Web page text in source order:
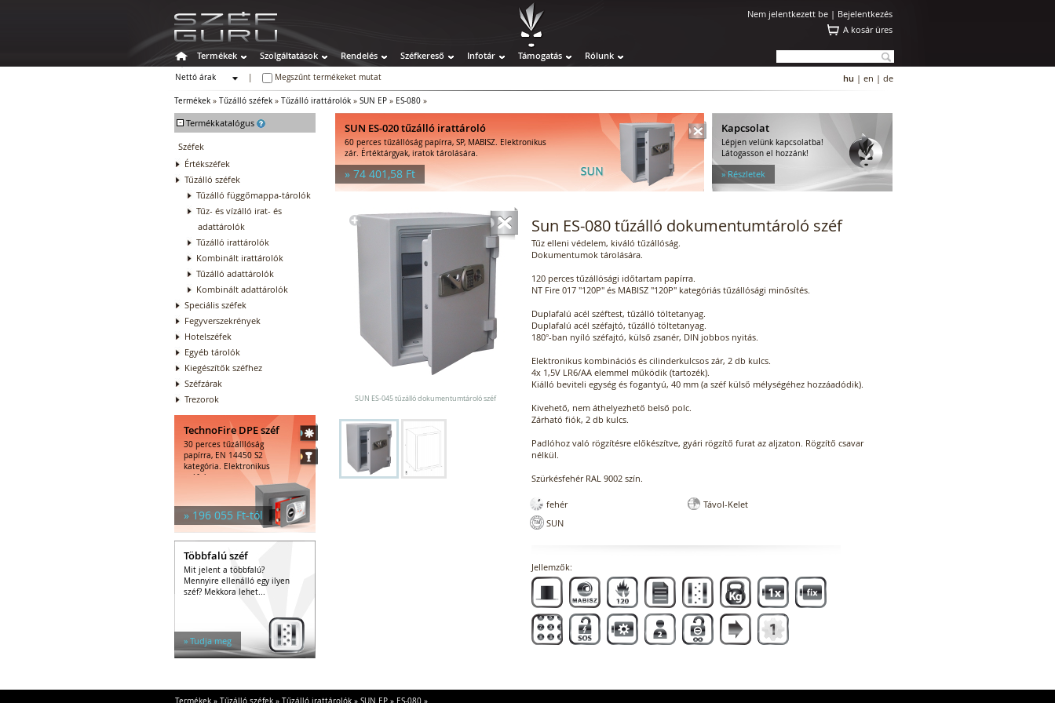
Nem jelentkezett be | Bejelentkezés
A kosár üres
Termékek Szolgáltatások Rendelés Széfkereső Infotár Támogatás Rólunk
Nettó árak
Megszűnt termékeket mutat hu | en | de
Termékek » Tűzálló széfek » Tűzálló irattárolók » SUN EP » ES-080 »
- Termékkatalógus
Széfek
Értékszéfek
Tűzálló széfek
Tűzálló függőmappa-tárolók
Tűz- és vízálló irat- és
adattárolók
Tűzálló irattárolók
Kombinált irattárolók
Tűzálló adattárolók
Kombinált adattárolók
Speciális széfek
Fegyverszekrények
Hotelszéfek
Egyéb tárolók
Kiegészítők széfhez
Széfzárak
Trezorok
TechnoFire DPE széf
30 perces tűzálllóság
papírra, EN 14450 S2
kategória. Elektronikus
széfzár.
» 196 055 Ft-tól
Többfalú széf
Mit jelent a többfalú?
Mennyire ellenálló egy ilyen
széf? Mekkora lehet...
» Tudja meg
SUN ES-020 tűzálló irattároló
60 perces tűzállóság papírra, SP, MABISZ. Elektronikus
zár. Értéktárgyak, iratok tárolására.
» 74 401,58 Ft
Kapcsolat
Lépjen velünk kapcsolatba!
Látogasson el hozzánk!
» Részletek
SUN ES-045 tűzálló dokumentumtároló széf
Sun ES-080 tűzálló dokumentumtároló széf
Tűz elleni védelem, kiváló tűzállóság.
Dokumentumok tárolására.
120 perces tűzállósági időtartam papírra.
NT Fire 017 "120P" és MABISZ "120P" kategóriás tűzállósági minősítés.
Duplafalú acél széftest, tűzálló töltetanyag.
Duplafalú acél széfajtó, tűzálló töltetanyag.
180°-ban nyíló széfajtó, külső zsanér, DIN jobbos nyitás.
Elektronikus kombinációs és cilinderkulcsos zár, 2 db kulcs.
4x 1,5V LR6/AA elemmel működik (tartozék).
Kiálló beviteli egység és fogantyú, 40 mm (a széf külső mélységéhez hozzáadódik).
Kivehető, nem áthelyezhető belső polc.
Zárható fiók, 2 db kulcs.
Padlóhoz való rögzítésre előkészítve, gyári rögzítő furat az aljzaton. Rögzítő csavar
nélkül.
Szürkésfehér RAL 9002 szín.
fehér
Távol-Kelet
SUN
Jellemzők:
Termékek» Tűzálló széfek» Tűzálló irattárolók» SUN EP» ES-080»